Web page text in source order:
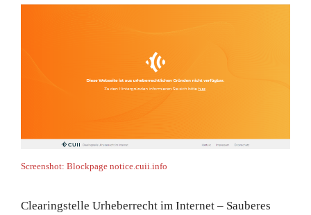
Screenshot: Blockpage notice.cuii.info
Clearingstelle Urheberrecht im Internet – Sauberes